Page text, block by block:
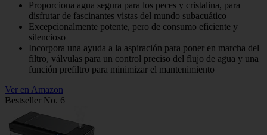
Proporciona agua segura para los peces y cristalina, para
disfrutar de fascinantes vistas del mundo subacuático
Excepcionalmente potente, pero de consumo eficiente y
silencioso
Incorpora una ayuda a la aspiración para poner en marcha del
filtro, válvulas para un control preciso del flujo de agua y una
función prefiltro para minimizar el mantenimiento
Ver en Amazon
Bestseller No. 6